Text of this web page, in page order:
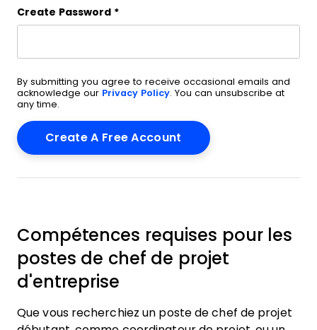
Create Password *
By submitting you agree to receive occasional emails and
acknowledge our Privacy Policy. You can unsubscribe at
any time.
Compétences requises pour les
postes de chef de projet
d'entreprise
Que vous recherchiez un poste de chef de projet